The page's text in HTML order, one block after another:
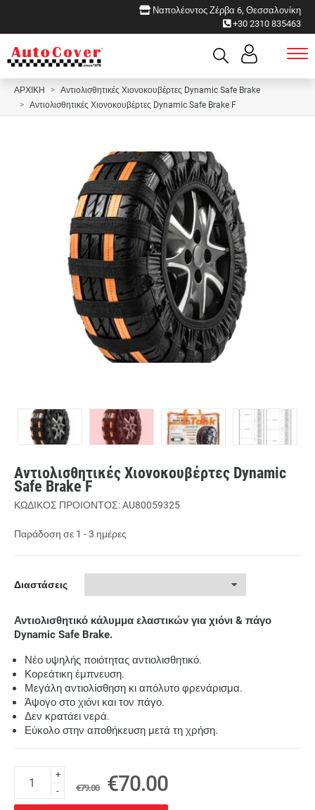
Ναπολέοντος Ζέρβα 6, Θεσσαλονίκη
+30 2310 835463
ΑΡΧΙΚΗ
Αντιολισθητικές Χιονοκουβέρτες Dynamic Safe Brake
Αντιολισθητικές Χιονοκουβέρτες Dynamic Safe Brake F
Αντιολισθητικές Χιονοκουβέρτες Dynamic
Safe Brake F
ΚΩΔΙΚΟΣ ΠΡΟΙΟΝΤΟΣ: AU80059325
Παράδοση σε 1 - 3 ημέρες
Διαστάσεις
Αντιολισθητικό κάλυμμα ελαστικών για χιόνι & πάγο
Dynamic Safe Brake.
Νέο υψηλής ποιότητας αντιολισθητικό.
Κορεάτικη έμπνευση.
Μεγάλη αντιολίσθηση κι απόλυτο φρενάρισμα.
Άψογο στο χιόνι και τον πάγο.
Δεν κρατάει νερά.
Εύκολο στην αποθήκευση μετά τη χρήση.
+
-
€79.00 €70.00